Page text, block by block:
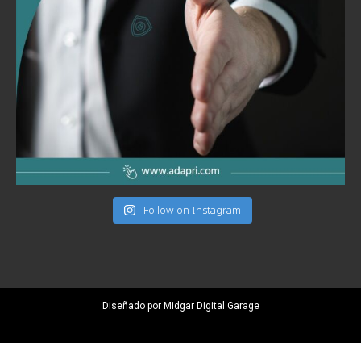
Follow on Instagram
Diseñado por Midgar Digital Garage